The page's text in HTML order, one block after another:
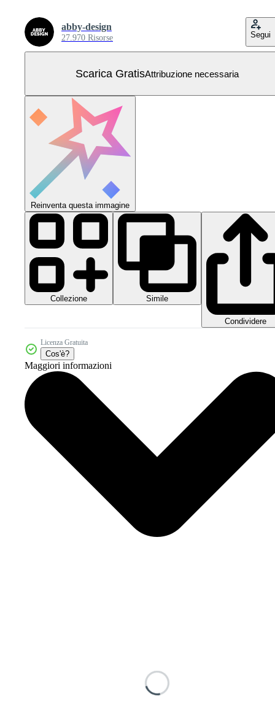
abby-design
27.970 Risorse Segui
Scarica GratisAttribuzione necessaria
Reinventa questa immagine
Collezione Simile
Condividere
Licenza Gratuita
Cos'è?
Maggiori informazioni